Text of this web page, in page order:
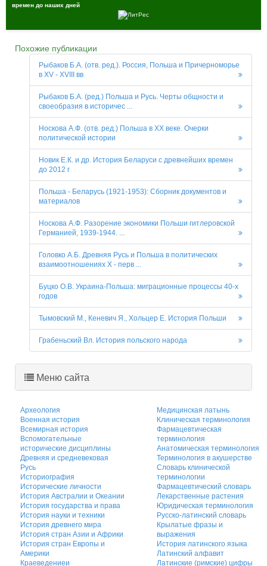
времен до наших дней
Похожие публикации
Рыбаков Б.А. (отв. ред.). Россия, Польша и Причерноморье
в XV - XVIII вв
Рыбаков Б.А. (ред.) Польша и Русь. Черты общности и
своеобразия в историчес ...
Носкова А.Ф. (отв. ред.) Польша в XX веке. Очерки
политической истории
Новик Е.К. и др. История Беларуси с древнейших времен
до 2012 г
Польша - Беларусь (1921-1953): Сборник документов и
материалов
Носкова А.Ф. Разорение экономики Польши гитлеровской
Германией, 1939-1944. ...
Головко А.Б. Древняя Русь и Польша в политических
взаимоотношениях X - перв ...
Буцко О.В. Украина-Польша: миграционные процессы 40-х
годов
Тымовский М., Кеневич Я., Хольцер Е. История Польши
Грабеньский Вл. История польского народа
Меню сайта
Археология
Военная история
Всемирная история
Вспомогательные
исторические дисциплины
Древняя и средневековая
Русь
Историография
Исторические личности
История Австралии и Океании
История государства и права
История науки и техники
История древнего мира
История стран Азии и Африки
История стран Европы и
Америки
Краеведениеи
Медицинская латынь
Клиническая терминология
Фармацевтическая
терминология
Анатомическая терминология
Терминология в акушерстве
Словарь клинической
терминологии
Фармацевтический словарь
Лекарственные растения
Юридическая терминология
Русско-латинский словарь
Крылатые фразы и
выражения
История латинского языка
Латинский алфавит
Латинские (римские) цифры